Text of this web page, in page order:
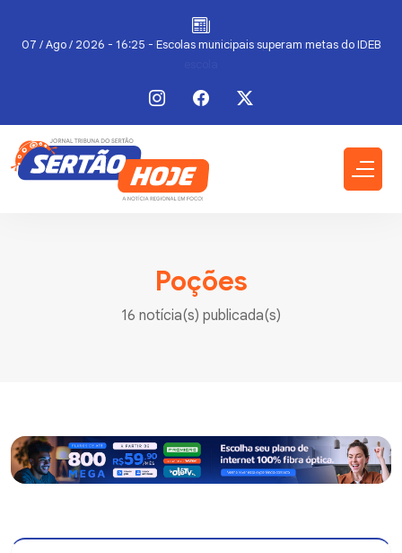
07 / Ago / 2026 - 16:25 - Escolas municipais superam metas do IDEB
Poções
16 notícia(s) publicada(s)